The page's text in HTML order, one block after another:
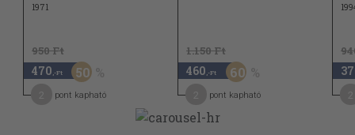
1971
950 Ft
470 ,-Ft 50
pont kapható
1.150 Ft
460 ,-Ft 60
pont kapható